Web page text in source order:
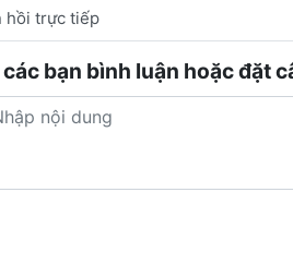
hồi trực tiếp
bạn bình luận hoặc đặt